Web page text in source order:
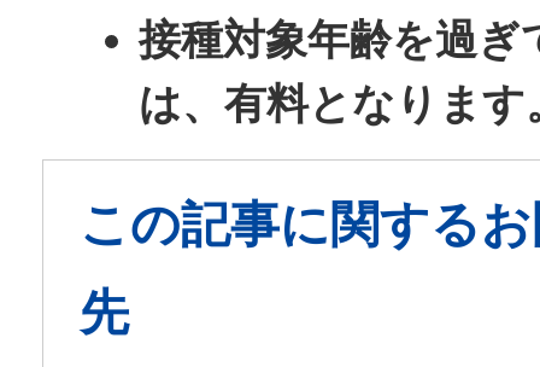
接種対象年齢を過ぎ
は、有料となります
この記事に関する
先